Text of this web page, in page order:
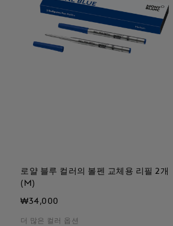
로얄 블루 컬러의 볼펜 교체용 리필 2개
(M)
₩34,000
더 많은 컬러 옵션